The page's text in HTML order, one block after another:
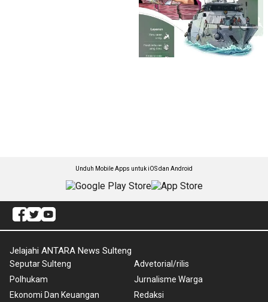
Unduh Mobile Apps untuk iOS dan Android
Jelajahi ANTARA News Sulteng
Seputar Sulteng
Polhukam
Ekonomi Dan Keuangan
Advetorial/rilis
Jurnalisme Warga
Redaksi